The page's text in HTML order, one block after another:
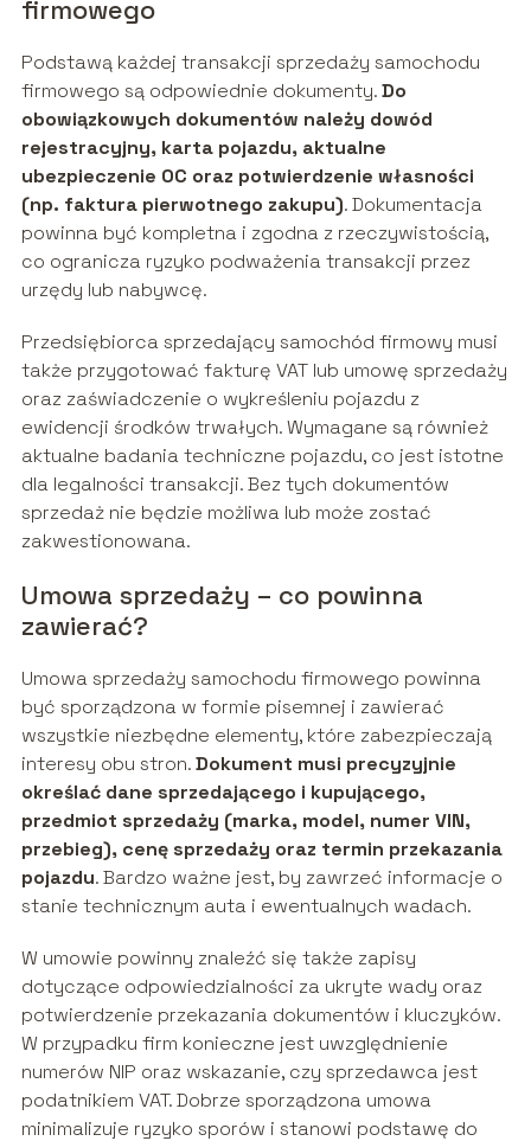
firmowego
Podstawą każdej transakcji sprzedaży samochodu
firmowego są odpowiednie dokumenty.Do
obowiązkowych dokumentów należy dowód
rejestracyjny, karta pojazdu, aktualne
ubezpieczenie OC oraz potwierdzenie własności
(np. faktura pierwotnego zakupu). Dokumentacja
powinna być kompletna i zgodna z rzeczywistością,
co ogranicza ryzyko podważenia transakcji przez
urzędy lub nabywcę.
Przedsiębiorca sprzedający samochód firmowy musi
także przygotować fakturę VAT lub umowę sprzedaży
oraz zaświadczenie o wykreśleniu pojazdu z
ewidencji środków trwałych. Wymagane są również
aktualne badania techniczne pojazdu, co jest istotne
dla legalności transakcji. Bez tych dokumentów
sprzedaż nie będzie możliwa lub może zostać
zakwestionowana.
Umowa sprzedaży – co powinna
zawierać?
Umowa sprzedaży samochodu firmowego powinna
być sporządzona w formie pisemnej i zawierać
wszystkie niezbędne elementy, które zabezpieczają
interesy obu stron.Dokument musi precyzyjnie
określać dane sprzedającego i kupującego,
przedmiot sprzedaży (marka, model, numer VIN,
przebieg), cenę sprzedaży oraz termin przekazania
pojazdu. Bardzo ważne jest, by zawrzeć informacje o
stanie technicznym auta i ewentualnych wadach.
W umowie powinny znaleźć się także zapisy
dotyczące odpowiedzialności za ukryte wady oraz
potwierdzenie przekazania dokumentów i kluczyków.
W przypadku firm konieczne jest uwzględnienie
numerów NIP oraz wskazanie, czy sprzedawca jest
podatnikiem VAT. Dobrze sporządzona umowa
minimalizuje ryzyko sporów i stanowi podstawę do